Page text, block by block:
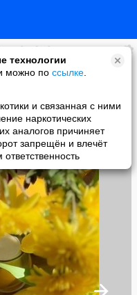
технологии
можно по ссылке
и связанная с ними
наркотических
аналогов причиняет
запрещён и влечёт
Tête-à-tête